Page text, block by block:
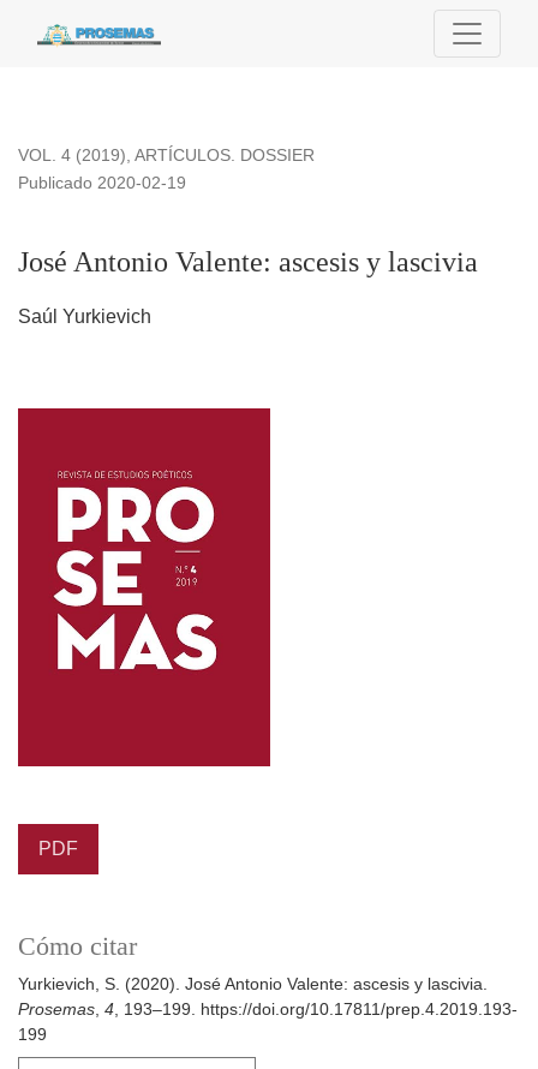
VOL. 4 (2019), ARTÍCULOS. DOSSIER
José Antonio Valente: ascesis y lascivia
Publicado 2020-02-19
Saúl Yurkievich
PDF
Cómo citar
Yurkievich, S. (2020). José Antonio Valente: ascesis y lascivia.
Prosemas, 4, 193–199. https://doi.org/10.17811/prep.4.2019.193-
199